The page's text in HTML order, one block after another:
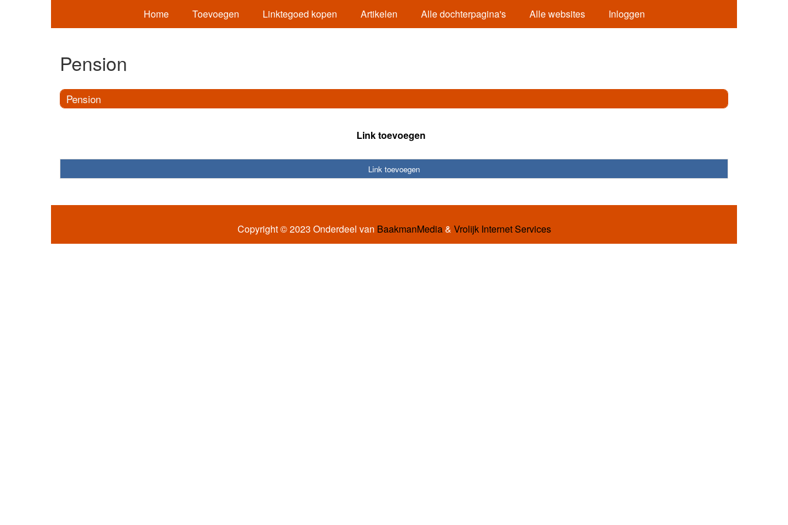
Home Toevoegen Linktegoed kopen Artikelen Alle dochterpagina's Alle websites Inloggen
Pension
Pension
Link toevoegen
Link toevoegen
Copyright © 2023 Onderdeel van BaakmanMedia& Vrolijk Internet Services